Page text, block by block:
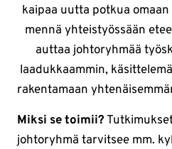
kaipaa uutta potkua
mennä yhteistyössään
auttaa johtoryhmää
laadukkaammin,
rakentamaan
Miksi se toimii?
johtoryhmä tarvitsee mm.